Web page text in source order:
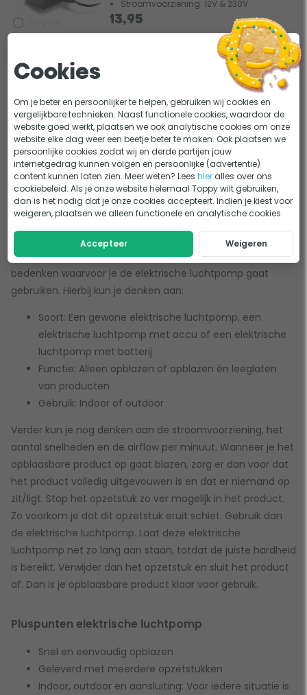
Stroomvoorziening: 12V & 230V
13,95
Elektrische luchtpomp
Een elektrische luchtpomp zorgt ervoor dat je opblaasbare
producten snel worden opgeblazen, zonder dat jij er iets
aan hoeft te doen. Er zijn verschillende soorten elektrische
luchtpompen, maar in de basis doet iedere elektrische
luchtpomp hetzelfde. Daarom is het slim om eerst te
bedenken waarvoor je de elektrische luchtpomp gaat
gebruiken. Hierbij kun je denken aan:
Soort: Een gewone elektrische luchtpomp, een
elektrische luchtpomp met accu of een elektrische
luchtpomp met batterij
Functie: Alleen opblazen of opblazen én leeglaten
van producten
Gebruik: Indoor of outdoor
Verder kun je nog denken aan de stroomvoorziening, het
aantal snelheden en de airflow per minuut. Wanneer je het
opblaasbare product op gaat blazen, zorg er dan voor dat
het product volledig uitgevouwen is en dat er niemand op
zit/ligt. Stop het opzetstuk zo ver mogelijk in het product.
Zo voorkom je dat dit opzetstuk eruit schiet. Gebruik dan
de elektrische luchtpomp. Laat deze elektrische
luchtpomp net zo lang aan staan, totdat de juiste hardheid
is bereikt. Verwijder dan het opzetstuk en sluit het product
af. Dan is je opblaasbare product klaar voor gebruik.
Pluspunten elektrische luchtpomp
Snel en eenvoudig opblazen
Geleverd met meerdere opzetstukken
Indoor, outdoor en aansluiting: Voor iedere situatie is
Cookies
Om je beter en persoonlijker te helpen, gebruiken wij cookies en
vergelijkbare technieken. Naast functionele cookies, waardoor de
website goed werkt, plaatsen we ook analytische cookies om onze
website elke dag weer een beetje beter te maken. Ook plaatsen we
persoonlijke cookies zodat wij en derde partijen jouw
internetgedrag kunnen volgen en persoonlijke (advertentie)
content kunnen laten zien. Meer weten? Leeshier alles over ons
cookiebeleid. Als je onze website helemaal Toppy wilt gebruiken,
dan is het nodig dat je onze cookies accepteert. Indien je kiest voor
weigeren, plaatsen we alleen functionele en analytische cookies.
Accepteer Weigeren